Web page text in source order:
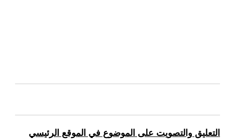
التعليق والتصويت على الموضوع في الموقع الرئيسي